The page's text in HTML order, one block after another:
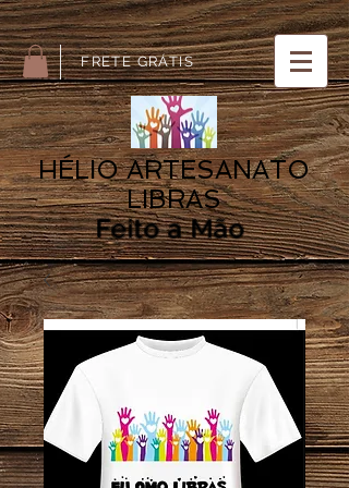
Artesanato LIBRAS ARTESANATO LIBRAS HÉLIO
FRETE GRÁTIS
HÉLIO ARTESANATO
LIBRAS
Feito a Mão